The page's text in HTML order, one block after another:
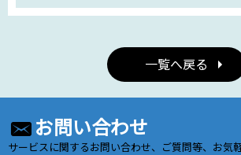
一覧へ戻る
お問い合わせ
サービスに関するお問い合わせ、ご質問等、お気